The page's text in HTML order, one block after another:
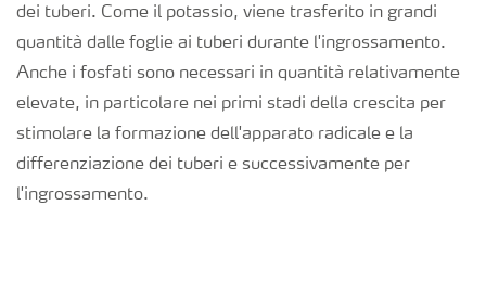
dei tuberi. Come il potassio, viene trasferito in grandi
quantità dalle foglie ai tuberi durante l'ingrossamento.
Anche i fosfati sono necessari in quantità relativamente
elevate, in particolare nei primi stadi della crescita per
stimolare la formazione dell'apparato radicale e la
differenziazione dei tuberi e successivamente per
l'ingrossamento.